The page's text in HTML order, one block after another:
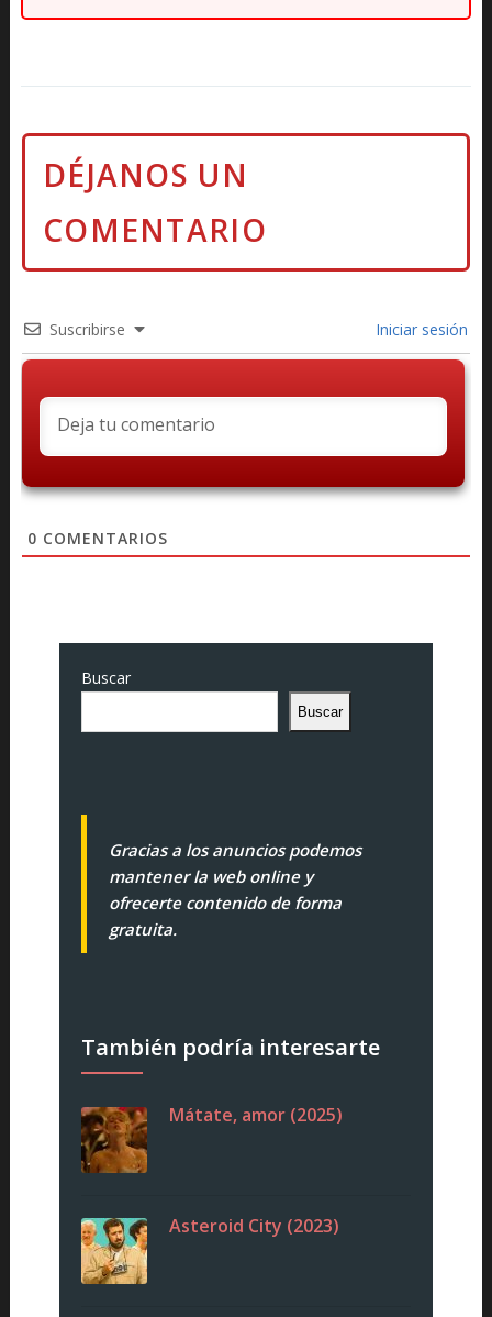
Suscribirse Iniciar sesión
0 COMENTARIOS
Buscar
Buscar
Gracias a los anuncios podemos
mantener la web online y
ofrecerte contenido de forma
gratuita.
También podría interesarte
Mátate, amor (2025)
Asteroid City (2023)